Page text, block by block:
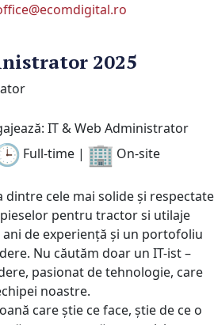
2025
IT & Web Administrator
Full-time |
On-site
dintre cele mai solide și respectate
pentru tractor si utilaje
ani de experiență și un portofoliu
Nu căutăm doar un IT-ist –
pasionat de tehnologie, care
noastre.
care știe ce face, știe de ce o